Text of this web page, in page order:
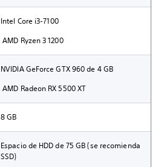
Intel Core i3-7100
AMD Ryzen 3 1200
NVIDIA GeForce GTX 960 de 4 GB
AMD Radeon RX 5500 XT
8 GB
Espacio de HDD de 75 GB (se recomienda
SSD)